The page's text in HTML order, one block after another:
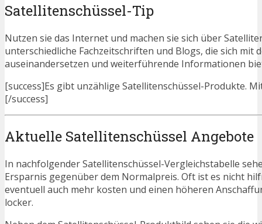
Satellitenschüssel-Tip
Nutzen sie das Internet und machen sie sich über
unterschiedliche Fachzeitschriften und Blogs, die sich mit
auseinandersetzen und weiterführende Informationen
[success]Es gibt unzählige Satellitenschüssel-Produkte.
[/success]
Aktuelle Satellitenschüssel Angebote
In nachfolgender Satellitenschüssel-Vergleichstabelle
Ersparnis gegenüber dem Normalpreis. Oft ist es nicht
eventuell auch mehr kosten und einen höheren
locker.